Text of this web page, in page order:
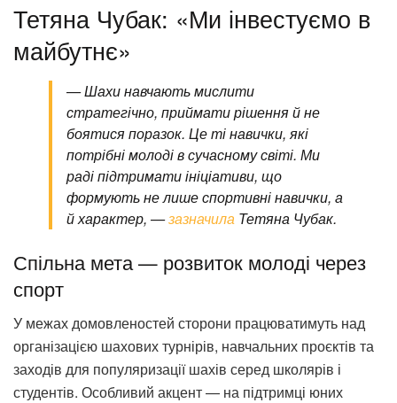
Тетяна Чубак: «Ми інвестуємо в
майбутнє»
— Шахи навчають мислити
стратегічно, приймати рішення й не
боятися поразок. Це ті навички, які
потрібні молоді в сучасному світі. Ми
раді підтримати ініціативи, що
формують не лише спортивні навички, а
й характер, —зазначила Тетяна Чубак.
Спільна мета — розвиток молоді через
спорт
У межах домовленостей сторони працюватимуть над
організацією шахових турнірів, навчальних проєктів та
заходів для популяризації шахів серед школярів і
студентів. Особливий акцент — на підтримці юних